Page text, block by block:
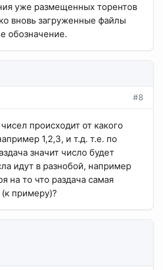
уже размещенных торентов
вновь загруженные файлы
обозначение.
#8
происходит от какого
1,2,3, и т.д. т.е. по
значит число будет
идут в разнобой, например
на то что раздача самая
примеру)?